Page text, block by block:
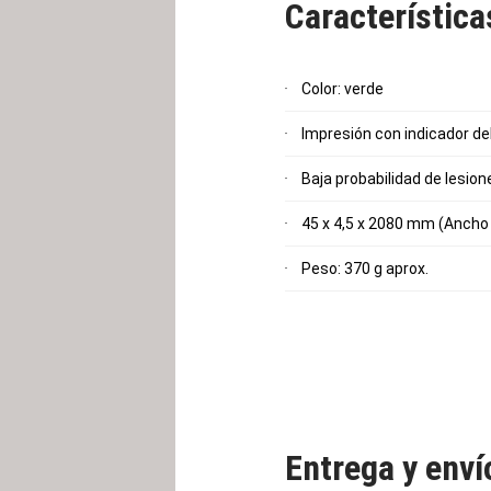
se quiera ejercer. El grado
un estiramiento máximo de
musculatura se adapta de
Color: verde
Impresión con indicador
Baja probabilidad de
45 x 4,5 x 2080 mm
Peso: 370 g aprox.
Entrega y